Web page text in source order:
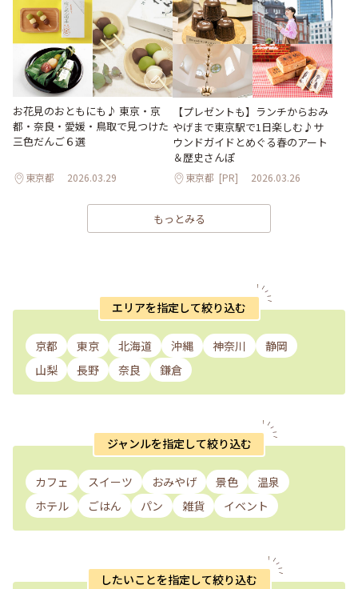
お花見のおともにも♪ 東京・京
都・奈良・愛媛・鳥取で見つけた
三色だんご６選
東京都 2026.03.29
【プレゼントも】ランチからおみ
やげまで東京駅で1日楽しむ♪サ
ウンドガイドとめぐる春のアート
＆歴史さんぽ
東京都 [PR] 2026.03.26
もっとみる
エリアを指定して絞り込む
京都 東京 北海道 沖縄 神奈川
静岡
山梨
長野 奈良 鎌倉
ジャンルを指定して絞り込む
カフェ スイーツ おみやげ 景色
温泉
ホテル
ごはん パン 雑貨 イベント
したいことを指定して絞り込む